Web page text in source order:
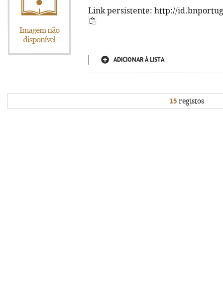
Link persistente: http://
ADICIONAR À LISTA
15registos